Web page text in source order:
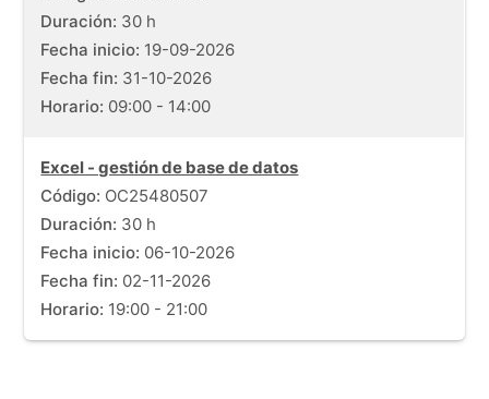
Duración: 30 h
Fecha inicio: 19-09-2026
Fecha fin: 31-10-2026
Horario: 09:00 - 14:00
Código: OC25480507
Excel - gestión de base de datos
Duración: 30 h
Fecha inicio: 06-10-2026
Fecha fin: 02-11-2026
Horario: 19:00 - 21:00